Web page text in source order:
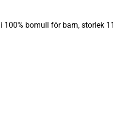
100% bomull för barn, storlek